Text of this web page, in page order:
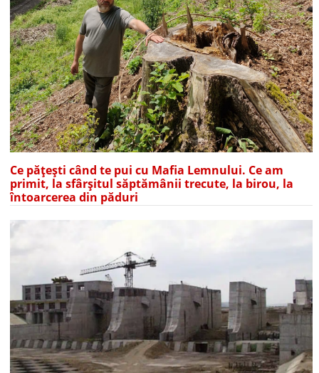
Ce pățești când te pui cu Mafia Lemnului. Ce am
primit, la sfârșitul săptămânii trecute, la birou, la
întoarcerea din păduri